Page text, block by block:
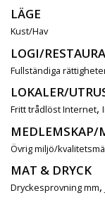
LÄGE
Kust/Hav
LOGI/
Fullständiga
LOKALER/
Fritt trådlöst Internet,
MEDLEMSKAP/
Övrig miljö/
MAT & DRYCK
Dryckesprovning mm,